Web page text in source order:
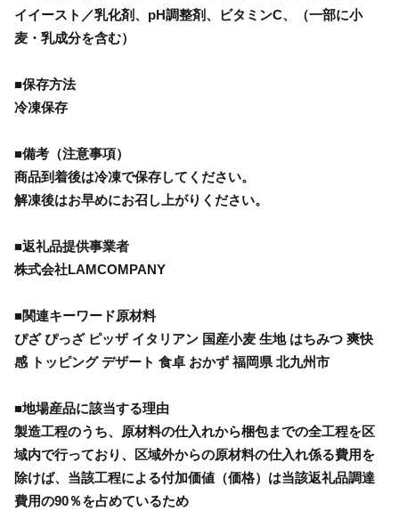
イイースト／乳化剤、pH調整剤、ビタミンC、（一部に小
麦・乳成分を含む）
■保存方法
冷凍保存
■備考（注意事項）
商品到着後は冷凍で保存してください。
解凍後はお早めにお召し上がりください。
■返礼品提供事業者
株式会社LAMCOMPANY
■関連キーワード原材料
ぴざ ぴっざ ピッザ イタリアン 国産小麦 生地 はちみつ 爽快
感 トッピング デザート 食卓 おかず 福岡県 北九州市
■地場産品に該当する理由
製造工程のうち、原材料の仕入れから梱包までの全工程を区
域内で行っており、区域外からの原材料の仕入れ係る費用を
除けば、当該工程による付加価値（価格）は当該返礼品調達
費用の90％を占めているため